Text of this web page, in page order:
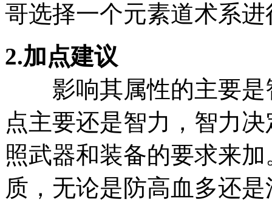
哥选择一个元素道术系
2.加点建议
影响其属性的主要是
点主要还是智力，智力
照武器和装备的要求来
质，无论是防高血多还